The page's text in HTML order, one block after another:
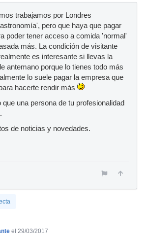
trabajamos por Londres
pero que haya que pagar
poder tener acceso a comida 'normal'
más. La condición de visitante
es interesante si llevas la
antemano porque lo tienes todo más
lo suele pagar la empresa que
hacerte rendir más
que una persona de tu profesionalidad
de noticias y novedades.
el 29/03/2017